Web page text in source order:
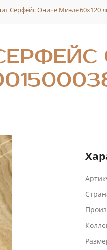
Серфейс Ониче Миэле 60x120